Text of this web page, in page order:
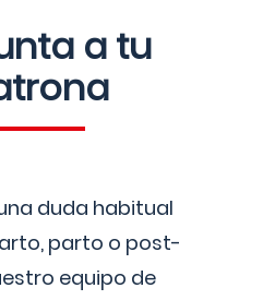
a tu
duda habitual
parto o post-
equipo de